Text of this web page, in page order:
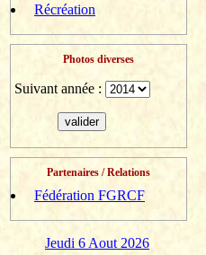
Récréation
Photos diverses
Suivant année :
Partenaires / Relations
Fédération FGRCF
Jeudi 6 Aout 2026